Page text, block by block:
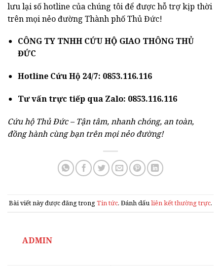
lưu lại số hotline của chúng tôi để được hỗ trợ kịp thời
trên mọi nẻo đường Thành phố Thủ Đức!
CÔNG TY TNHH CỨU HỘ GIAO THÔNG THỦ
ĐỨC
Hotline Cứu Hộ 24/7: 0853.116.116
Tư vấn trực tiếp qua Zalo: 0853.116.116
Cứu hộ Thủ Đức – Tận tâm, nhanh chóng, an toàn,
đồng hành cùng bạn trên mọi nẻo đường!
Bài viết này được đăng trongTin tức. Đánh dấuliên kết thường trực.
ADMIN